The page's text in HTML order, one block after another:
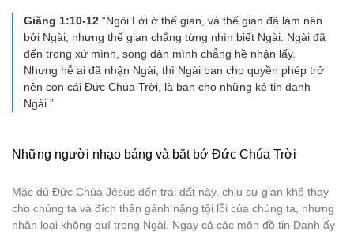
Giăng 1:10-12 “Ngôi Lời ở thế gian, và thế gian đã làm nên
bởi Ngài; nhưng thế gian chẳng từng nhìn biết Ngài. Ngài đã
đến trong xứ mình, song dân mình chẳng hề nhận lấy.
Nhưng hễ ai đã nhận Ngài, thì Ngài ban cho quyền phép trở
nên con cái Đức Chúa Trời, là ban cho những kẻ tin danh
Ngài.”
Những người nhạo báng và bắt bớ Đức Chúa Trời
Mặc dù Đức Chúa Jêsus đến trái đất này, chịu sự gian khổ thay
cho chúng ta và đích thân gánh nặng tội lỗi của chúng ta, nhưng
nhân loại không quí trọng Ngài. Ngay cả các môn đồ tin Danh ấy